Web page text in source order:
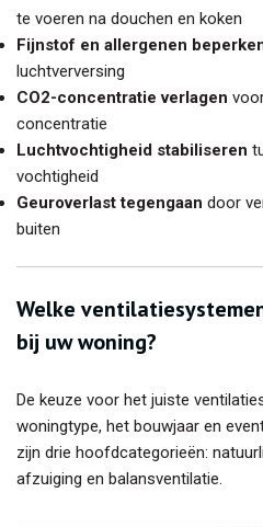
te voeren na douchen en koken
Fijnstof en allergenen
luchtverversing
CO2-concentratie verlagen
concentratie
Luchtvochtigheid stabiliseren
vochtigheid
Geuroverlast tegengaan door
buiten
Welke
bij uw woning?
De keuze voor het juiste
woningtype, het bouwjaar en
zijn drie hoofdcategorieën:
afzuiging en balansventilatie.